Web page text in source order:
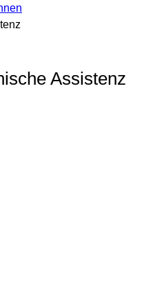
Assistenz